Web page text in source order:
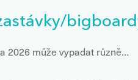
2026 může vypadat různě…